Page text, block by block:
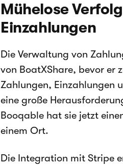
Mühelose
Einzahlungen
Die Verwaltung von
von BoatXShare, bevor er
Zahlungen, Einzahlungen
eine große
Booqable hat sie jetzt
einem Ort.
Die Integration mit Stripe